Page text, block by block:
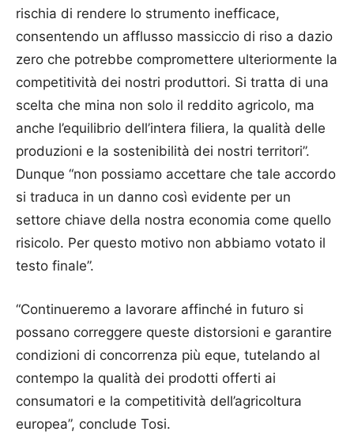
rischia di rendere lo strumento inefficace,
consentendo un afflusso massiccio di riso a dazio
zero che potrebbe compromettere ulteriormente la
competitività dei nostri produttori. Si tratta di una
scelta che mina non solo il reddito agricolo, ma
anche l’equilibrio dell’intera filiera, la qualità delle
produzioni e la sostenibilità dei nostri territori”.
Dunque “non possiamo accettare che tale accordo
si traduca in un danno così evidente per un
settore chiave della nostra economia come quello
risicolo. Per questo motivo non abbiamo votato il
testo finale”.
“Continueremo a lavorare affinché in futuro si
possano correggere queste distorsioni e garantire
condizioni di concorrenza più eque, tutelando al
contempo la qualità dei prodotti offerti ai
consumatori e la competitività dell’agricoltura
europea”, conclude Tosi.